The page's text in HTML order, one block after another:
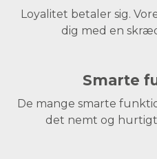
Loyalitet betaler sig.
dig med en
Smarte
De mange smarte
det nemt og